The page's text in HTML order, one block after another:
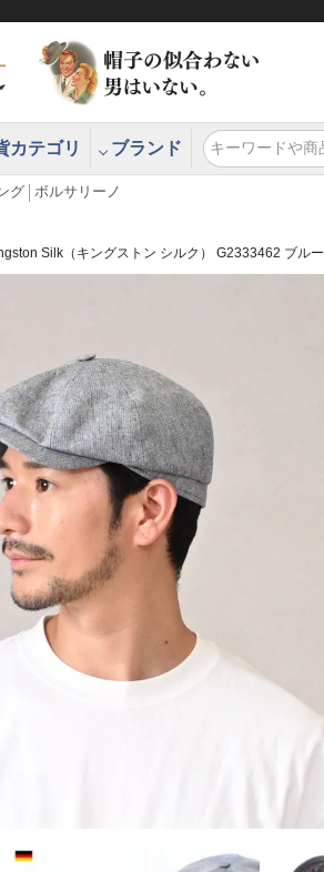
カテゴリ ブランド
グ ボルサリーノ
Silk（キングストン シルク） G2333462 ブルー